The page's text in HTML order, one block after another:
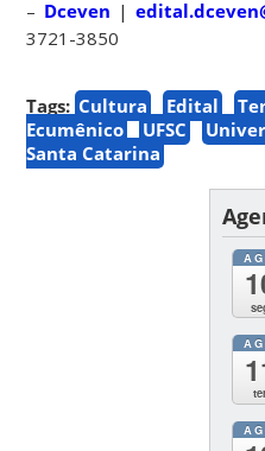
– Dceven |
3721-3850
Tags: Cultura Edital
Ecumênico
UFSC
Santa Catarina